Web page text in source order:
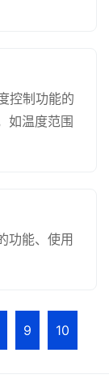
控制功能的
如温度范围
功能、使用
9 10